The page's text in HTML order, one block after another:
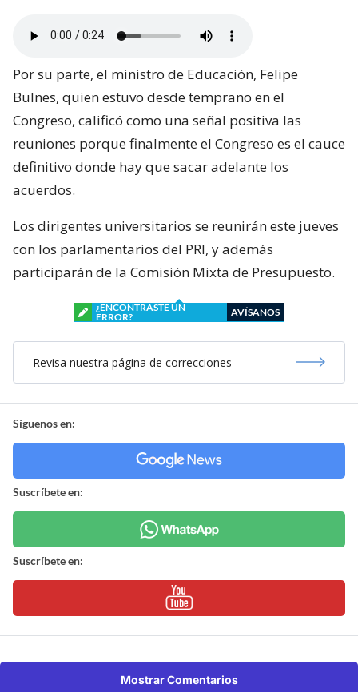
Por su parte, el ministro de Educación, Felipe
Bulnes, quien estuvo desde temprano en el
Congreso, calificó como una señal positiva las
reuniones porque finalmente el Congreso es el cauce
definitivo donde hay que sacar adelante los
acuerdos.
Los dirigentes universitarios se reunirán este jueves
con los parlamentarios del PRI, y además
participarán de la Comisión Mixta de Presupuesto.
¿ENCONTRASTE UN
ERROR?
AVÍSANOS
Revisa nuestra página de correcciones
Síguenos en:
Suscríbete en:
Suscríbete en:
Mostrar Comentarios